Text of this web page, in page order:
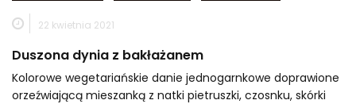
22 kwietnia 2021
Duszona dynia z bakłażanem
Kolorowe wegetariańskie danie jednogarnkowe doprawione
orzeźwiającą mieszanką z natki pietruszki, czosnku, skórki